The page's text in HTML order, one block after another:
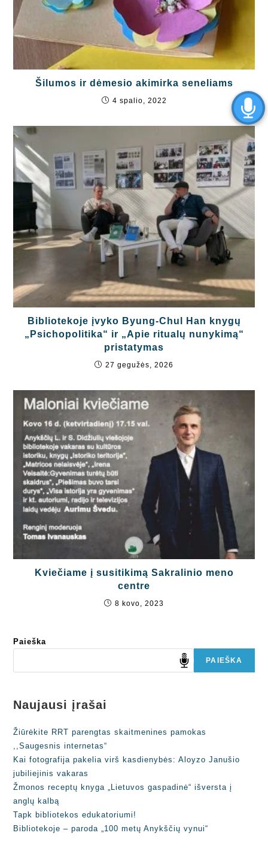
Šilumos ir dėmesio akimirka seneliams
4 spalio, 2022
Bibliotekoje įvyko Byung-Chul Han knygų
„Psichopolitika“ ir „Apie ritualų nunykimą“
pristatymas
27 gegužės, 2026
Kviečiame į susitikimą Sakralinio meno
centre
8 kovo, 2023
Paieška
PAIEŠKA
Naujausi įrašai
Žiūrėkite RRT parengtas skaitmenines pamokas
,,Saugesnis internetas“
Kai fotografija pakelia virš kasdienybės: Aloyzo Janušio
jubiliejinis vakaras
Žmonos receptų knyga „Lietuvos gaspadinė“ išversta į
anglų kalbą
Tapk bibliotekos edukatoriumi!
Bibliotekoje – paroda „100 metų Anykščių vynui“